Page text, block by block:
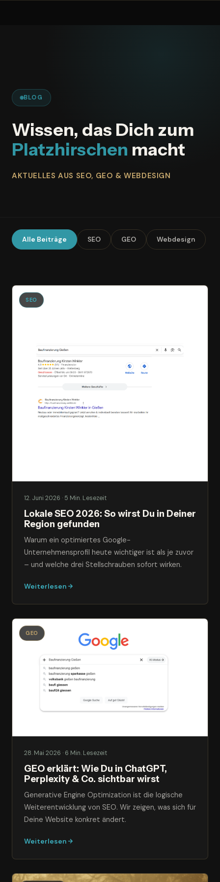
BLOG
Wissen, das Dich zum
Platzhirschen macht
AKTUELLES AUS SEO, GEO & WEBDESIGN
Alle Beiträge SEO GEO Webdesign
SEO
12. Juni 2026 · 5 Min. Lesezeit
Lokale SEO 2026: So wirst Du in Deiner
Region gefunden
Warum ein optimiertes Google-
Unternehmensprofil heute wichtiger ist als je zuvor
– und welche drei Stellschrauben sofort wirken.
Weiterlesen
GEO
28. Mai 2026 · 6 Min. Lesezeit
GEO erklärt: Wie Du in ChatGPT,
Perplexity & Co. sichtbar wirst
Generative Engine Optimization ist die logische
Weiterentwicklung von SEO. Wir zeigen, was sich für
Deine Website konkret ändert.
Weiterlesen